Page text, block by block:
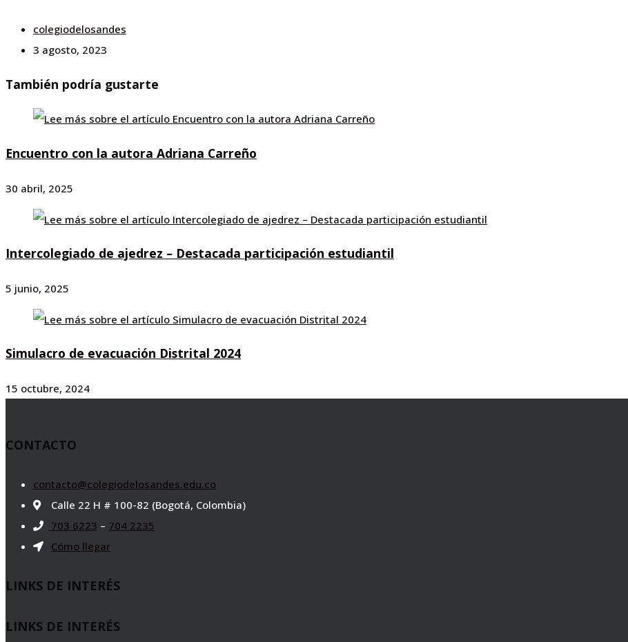
colegiodelosandes
3 agosto, 2023
También podría gustarte
Encuentro con la autora Adriana Carreño
30 abril, 2025
Intercolegiado de ajedrez – Destacada participación estudiantil
5 junio, 2025
Simulacro de evacuación Distrital 2024
15 octubre, 2024
CONTACTO
contacto@colegiodelosandes.edu.co
Calle 22 H # 100-82 (Bogotá, Colombia)
703 6223 – 704 2235
Cómo llegar
LINKS DE INTERÉS
LINKS DE INTERÉS